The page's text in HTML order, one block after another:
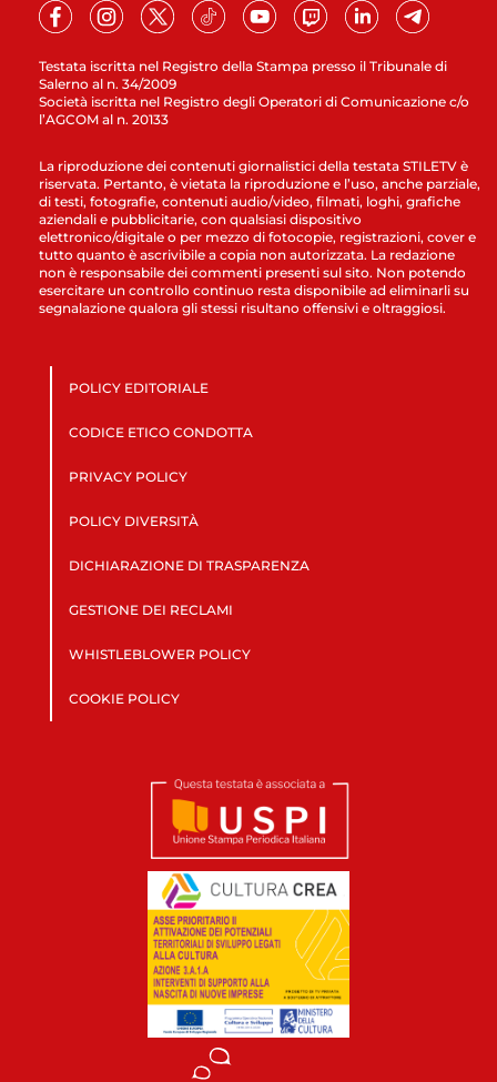
Testata iscritta nel Registro della Stampa presso il Tribunale di
Salerno al n. 34/2009
Società iscritta nel Registro degli Operatori di Comunicazione c/o
l’AGCOM al n. 20133
La riproduzione dei contenuti giornalistici della testata STILETV è
riservata. Pertanto, è vietata la riproduzione e l’uso, anche parziale,
di testi, fotografie, contenuti audio/video, filmati, loghi, grafiche
aziendali e pubblicitarie, con qualsiasi dispositivo
elettronico/digitale o per mezzo di fotocopie, registrazioni, cover e
tutto quanto è ascrivibile a copia non autorizzata. La redazione
non è responsabile dei commenti presenti sul sito. Non potendo
esercitare un controllo continuo resta disponibile ad eliminarli su
segnalazione qualora gli stessi risultano offensivi e oltraggiosi.
POLICY EDITORIALE
CODICE ETICO CONDOTTA
PRIVACY POLICY
POLICY DIVERSITÀ
DICHIARAZIONE DI TRASPARENZA
GESTIONE DEI RECLAMI
WHISTLEBLOWER POLICY
COOKIE POLICY